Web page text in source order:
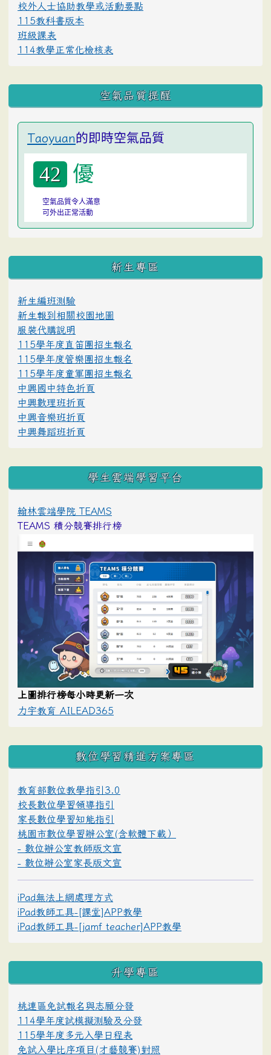
校外人士協助教學或活動要點
115教科書版本
班級課表
114教學正常化檢核表
空氣品質提醒
Taoyuan的即時空氣品質
42 優
空氣品質令人滿意
可外出正常活動
:::
新生專區
新生編班測驗
新生報到相關校園地圖
服裝代購說明
115學年度直笛團招生報名
115學年度管樂團招生報名
115學年度童軍團招生報名
中興國中特色折頁
中興數理班折頁
中興音樂班折頁
中興舞蹈班折頁
學生雲端學習平台
翰林雲端學院 TEAMS
TEAMS 積分競賽排行榜
上圖排行榜每小時更新一次
力宇教育 AILEAD365
數位學習精進方案專區
教育部數位教學指引3.0
校長數位學習領導指引
家長數位學習知能指引
桃園市數位學習辦公室(含軟體下載）
- 數位辦公室教師版文宣
- 數位辦公室家長版文宣
iPad無法上網處理方式
iPad教師工具-[課堂]APP教學
iPad教師工具-[jamf teacher]APP教學
升學專區
桃連區免試報名與志願分發
114學年度試模擬測驗及分發
115學年度多元入學日程表
免試入學比序項目(才藝競賽)對照